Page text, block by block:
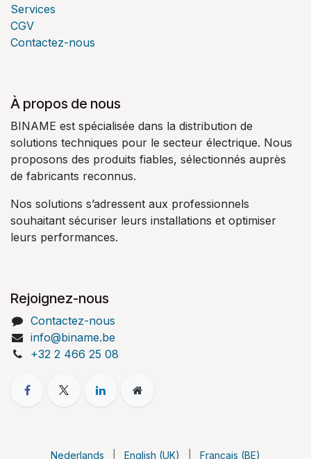
Services
CGV
Contactez-nous
À propos de nous
BINAME est spécialisée dans la distribution de
solutions techniques pour le secteur électrique. Nous
proposons des produits fiables, sélectionnés auprès
de fabricants reconnus.
Nos solutions s’adressent aux professionnels
souhaitant sécuriser leurs installations et optimiser
leurs performances.
Rejoignez-nous
Contactez-nous
info@biname.be
+32 2 466 25 08
Nederlands English (UK) Français (BE)